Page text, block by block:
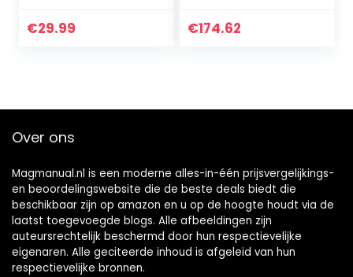
verpakking van 8,
€29.99
Lithium-
€174.62
Over ons
Magmanual.nl is een moderne alles-in-één prijsvergelijkings-
en beoordelingswebsite die de beste deals biedt die
beschikbaar zijn op amazon en u op de hoogte houdt via de
laatst toegevoegde blogs. Alle afbeeldingen zijn
auteursrechtelijk beschermd door hun respectievelijke
eigenaren. Alle geciteerde inhoud is afgeleid van hun
respectievelijke bronnen.